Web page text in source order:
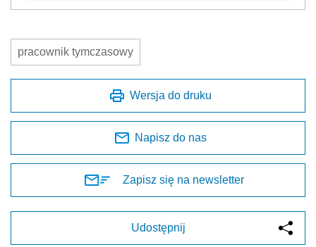
pracownik tymczasowy
Wersja do druku
Napisz do nas
Zapisz się na newsletter
Udostępnij